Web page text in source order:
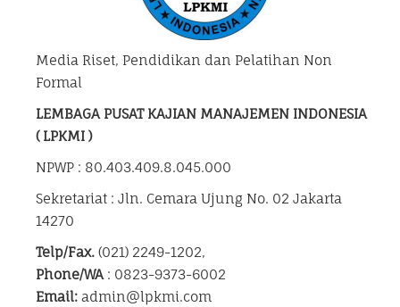
Media Riset, Pendidikan dan Pelatihan Non
Formal
LEMBAGA PUSAT KAJIAN MANAJEMEN INDONESIA
( LPKMI )
NPWP : 80.403.409.8.045.000
Sekretariat : Jln. Cemara Ujung No. 02 Jakarta
14270
Telp/Fax. (021) 2249-1202,
Phone/WA: 0823-9373-6002
Email: admin@lpkmi.com